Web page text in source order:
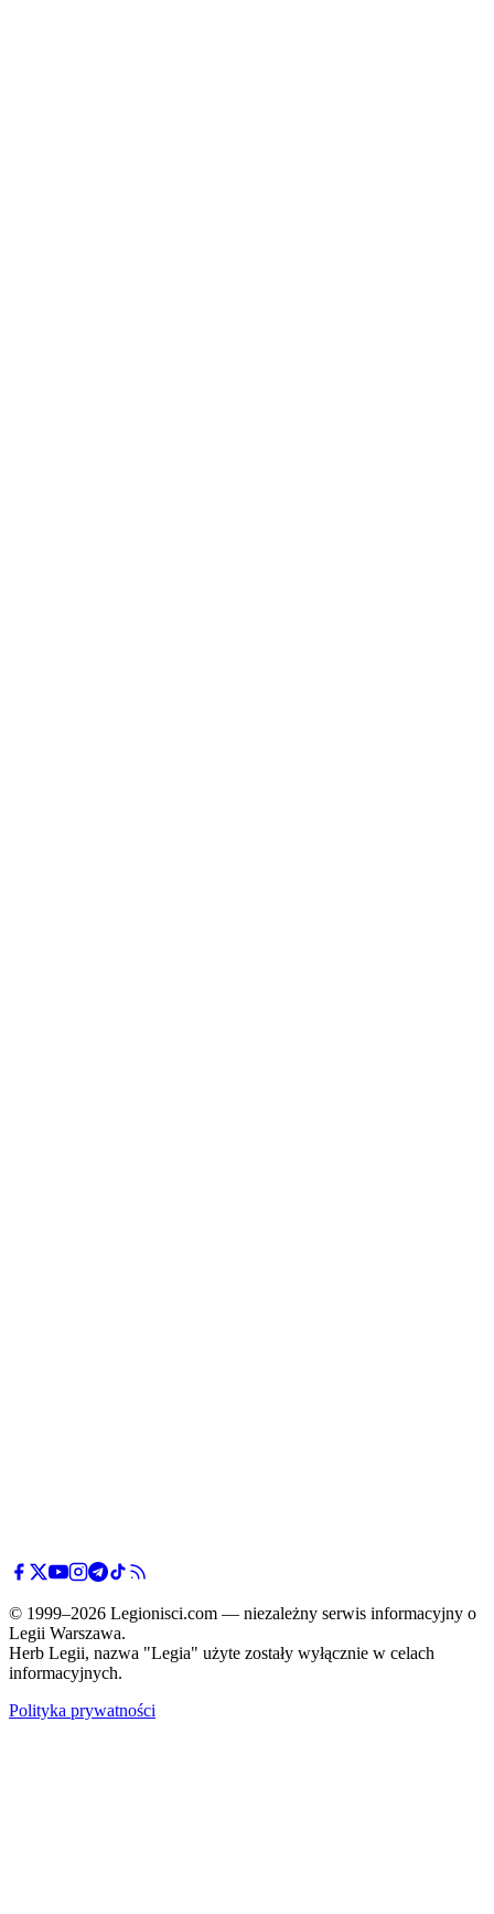
© 1999–2026 Legionisci.com — niezależny serwis informacyjny o
Legii Warszawa.
Herb Legii, nazwa "Legia" użyte zostały wyłącznie w celach
informacyjnych.
Polityka prywatności